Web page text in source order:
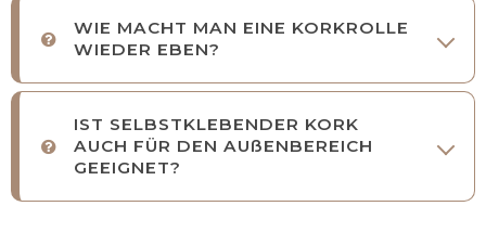
WIE MACHT MAN EINE KORKROLLE
WIEDER EBEN?
IST SELBSTKLEBENDER KORK
AUCH FÜR DEN AUßENBEREICH
GEEIGNET?